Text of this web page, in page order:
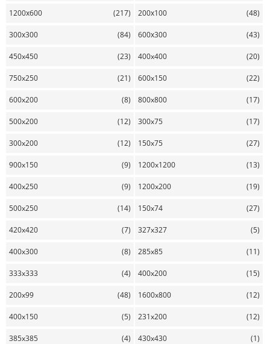
1200х600 (217) 200х100 (48)
300х300 (84) 600х300 (43)
450x450 (23) 400x400 (20)
750x250 (21) 600x150 (22)
600x200 (8) 800x800 (17)
500x200 (12) 300x75 (17)
300x200 (12) 150x75 (27)
900x150 (9) 1200x1200 (13)
400x250 (9) 1200x200 (19)
500x250 (14) 150x74 (27)
420x420 (7) 327x327 (5)
400x300 (8) 285x85 (11)
333x333 (4) 400x200 (15)
200x99 (48) 1600x800 (12)
400x150 (5) 231x200 (12)
385x385 (4) 430x430 (1)